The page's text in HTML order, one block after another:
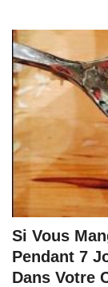
Si Vous
Pendant 7
Dans Votre